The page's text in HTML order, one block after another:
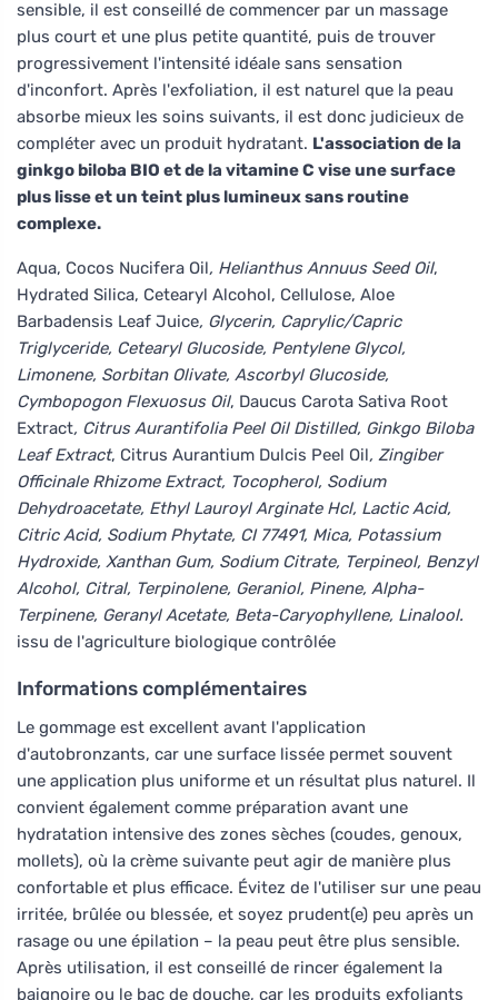
sensible, il est conseillé de commencer par un massage
plus court et une plus petite quantité, puis de trouver
progressivement l'intensité idéale sans sensation
d'inconfort. Après l'exfoliation, il est naturel que la peau
absorbe mieux les soins suivants, il est donc judicieux de
compléter avec un produit hydratant. L'association de la
ginkgo biloba BIO et de la vitamine C vise une surface
plus lisse et un teint plus lumineux sans routine
complexe.
Aqua, Cocos Nucifera Oil, Helianthus Annuus Seed Oil,
Hydrated Silica, Cetearyl Alcohol, Cellulose, Aloe
Barbadensis Leaf Juice, Glycerin, Caprylic/Capric
Triglyceride, Cetearyl Glucoside, Pentylene Glycol,
Limonene, Sorbitan Olivate, Ascorbyl Glucoside,
Cymbopogon Flexuosus Oil, Daucus Carota Sativa Root
Extract, Citrus Aurantifolia Peel Oil Distilled, Ginkgo Biloba
Leaf Extract, Citrus Aurantium Dulcis Peel Oil, Zingiber
Officinale Rhizome Extract, Tocopherol, Sodium
Dehydroacetate, Ethyl Lauroyl Arginate Hcl, Lactic Acid,
Citric Acid, Sodium Phytate, CI 77491, Mica, Potassium
Hydroxide, Xanthan Gum, Sodium Citrate, Terpineol, Benzyl
Alcohol, Citral, Terpinolene, Geraniol, Pinene, Alpha-
Terpinene, Geranyl Acetate, Beta-Caryophyllene, Linalool.
issu de l'agriculture biologique contrôlée
Informations complémentaires
Le gommage est excellent avant l'application
d'autobronzants, car une surface lissée permet souvent
une application plus uniforme et un résultat plus naturel. Il
convient également comme préparation avant une
hydratation intensive des zones sèches (coudes, genoux,
mollets), où la crème suivante peut agir de manière plus
confortable et plus efficace. Évitez de l'utiliser sur une peau
irritée, brûlée ou blessée, et soyez prudent(e) peu après un
rasage ou une épilation – la peau peut être plus sensible.
Après utilisation, il est conseillé de rincer également la
baignoire ou le bac de douche, car les produits exfoliants